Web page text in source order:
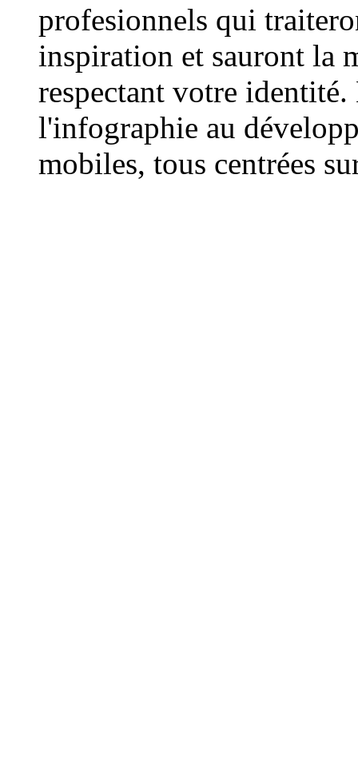
profesionnels qui
inspiration et sauront la
respectant votre
l'infographie au
mobiles, tous centrées